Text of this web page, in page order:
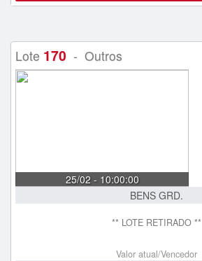
Lote 170 - Outros
25/02 - 10:00:00
BENS GRD.
** LOTE RETIRADO **
Valor atual/Vencedor